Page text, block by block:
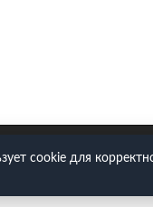
zakaz@neopart.ru.
cookie для